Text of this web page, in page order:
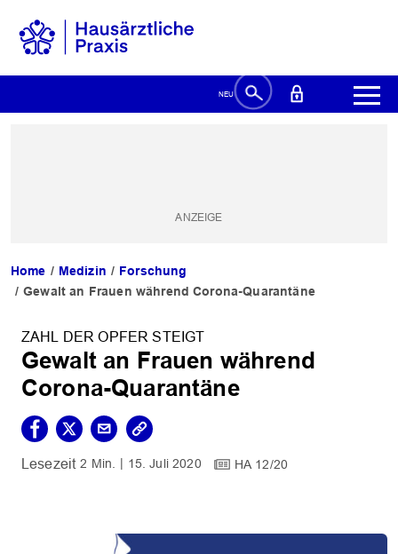
Home Medizin
Forschung
Gewalt an Frauen während Corona-Quarantäne
ZAHL DER OPFER STEIGT
Gewalt an Frauen während
Corona-Quarantäne
2 Min. 15. Juli 2020 HA 12/20